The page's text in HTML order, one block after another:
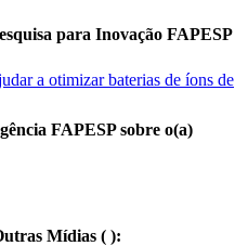
para Inovação FAPESP
a otimizar baterias de íons de
FAPESP sobre o(a)
Mídias ( ):